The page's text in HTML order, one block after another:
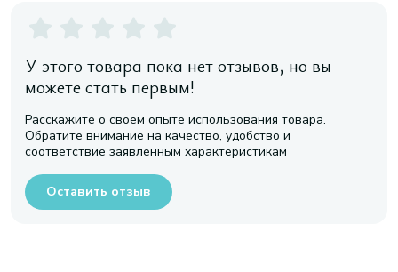
У этого товара пока нет отзывов, но вы
можете стать первым!
Расскажите о своем опыте использования товара.
Обратите внимание на качество, удобство и
соответствие заявленным характеристикам
Оставить отзыв